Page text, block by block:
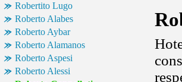
Robertito Lugo
Roberto Alabes
Roberto Aybar
Roberto Alamanos
Roberto Aspesi
Roberto Alessi